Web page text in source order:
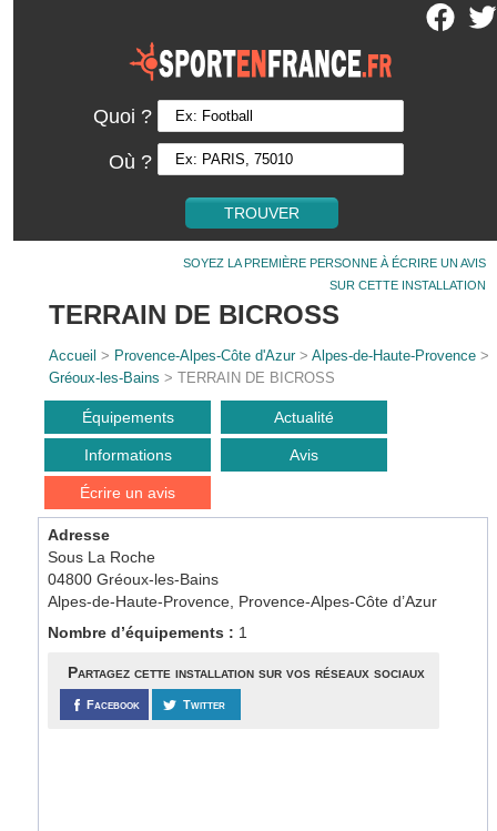
Quoi ?
Où ?
SOYEZ LA PREMIÈRE PERSONNE À ÉCRIRE UN AVIS
SUR CETTE INSTALLATION
TERRAIN DE BICROSS
Accueil > Provence-Alpes-Côte d'Azur>Alpes-de-Haute-Provence >
Gréoux-les-Bains > TERRAIN DE BICROSS
Équipements Actualité
Informations Avis
Écrire un avis
Adresse
Sous La Roche
04800 Gréoux-les-Bains
Alpes-de-Haute-Provence, Provence-Alpes-Côte d’Azur
Nombre d’équipements : 1
Partagez cette installation sur vos réseaux sociaux
Facebook Twitter